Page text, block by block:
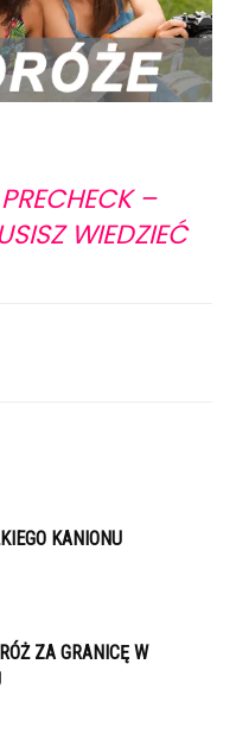
–
WIEDZIEĆ
KANIONU
ZA GRANICĘ W